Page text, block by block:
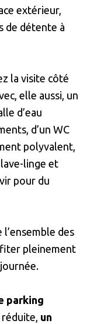
extérieur,
de détente à
la visite côté
elle aussi, un
d’eau
d’un WC
polyvalent,
linge et
pour du
des
pleinement
parking
réduite, un